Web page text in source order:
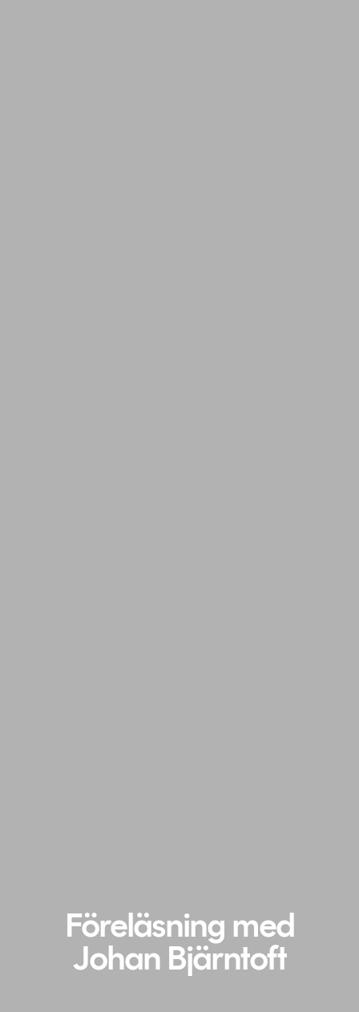
Föreläsning med
Johan Bjärntoft